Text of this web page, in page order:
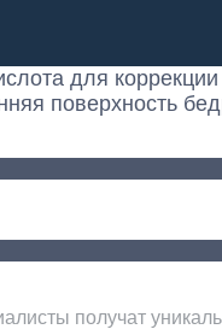
для
поверхность
получат